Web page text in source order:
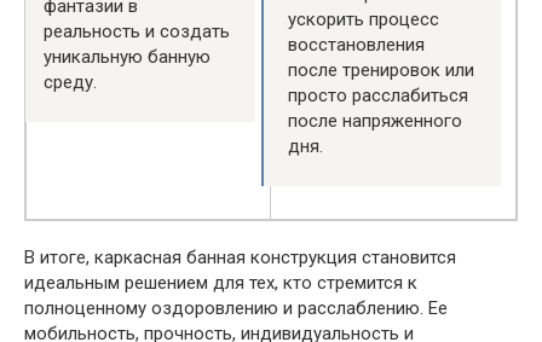
фантазии в
реальность и создать
уникальную банную
среду.
ускорить процесс
восстановления
после тренировок или
просто расслабиться
после напряженного
дня.
В итоге, каркасная банная конструкция становится
идеальным решением для тех, кто стремится к
полноценному оздоровлению и расслаблению. Ее
мобильность, прочность, индивидуальность и